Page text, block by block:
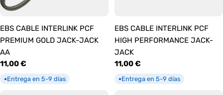
EBS CABLE INTERLINK PCF
PREMIUM GOLD JACK-JACK
AA
Precio
habitual
11,00 €
●Entrega en 5-9 días
EBS CABLE INTERLINK PCF
HIGH PERFORMANCE JACK-
JACK
Precio
habitual
11,00 €
●Entrega en 5-9 días